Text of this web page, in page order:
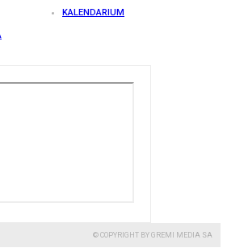
KALENDARIUM
© COPYRIGHT BY GREMI MEDIA SA